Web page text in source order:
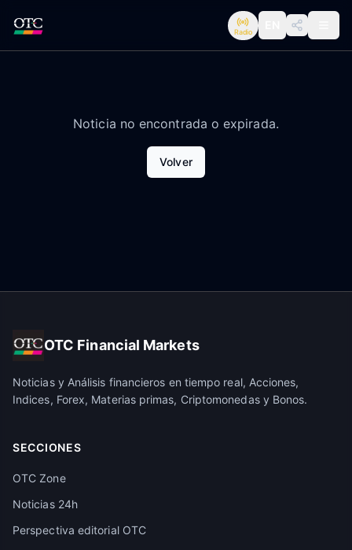
Radio
Noticia no encontrada o expirada.
Volver
OTC Financial Markets
Noticias y Análisis financieros en tiempo real, Acciones,
Indices, Forex, Materias primas, Criptomonedas y Bonos.
SECCIONES
OTC Zone
Noticias 24h
Perspectiva editorial OTC